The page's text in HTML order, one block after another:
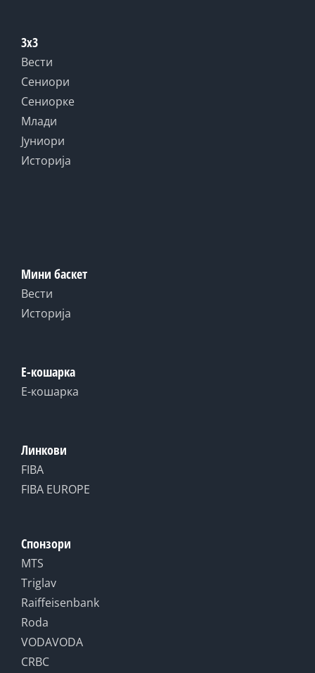
3x3
Вести
Сениори
Сениорке
Млади
Јуниори
Историја
Мини баскет
Вести
Историја
Е-кошарка
Е-кошарка
Линкови
FIBA
FIBA EUROPE
Спонзори
MTS
Triglav
Raiffeisenbank
Roda
VODAVODA
CRBC